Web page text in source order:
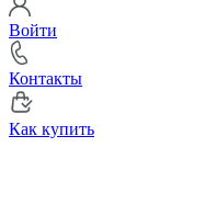
Войти
Контакты
Как купить